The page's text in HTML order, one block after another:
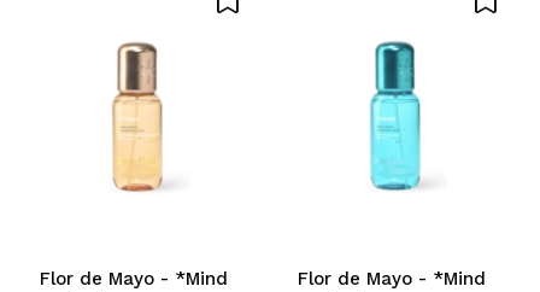
Flor de Mayo - *Mind
Flor de Mayo - *Mind